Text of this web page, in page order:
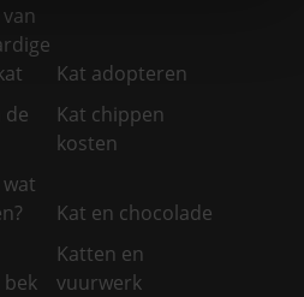
Kat adopteren
de
Kat chippen
kosten
Kat en chocolade
Katten en
vuurwerk